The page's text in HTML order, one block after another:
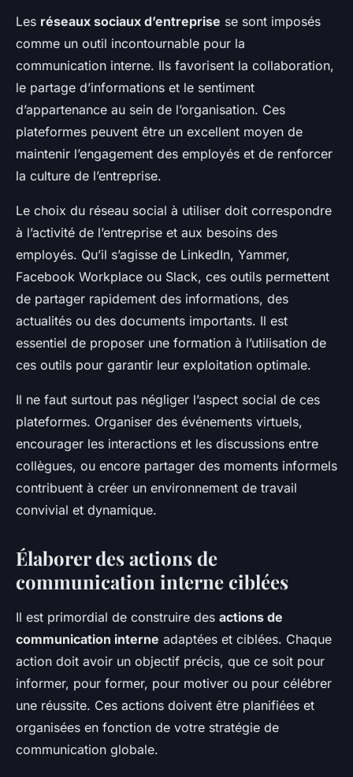
Les réseaux sociaux d’entreprise se sont imposés
comme un outil incontournable pour la
communication interne. Ils favorisent la collaboration,
le partage d’informations et le sentiment
d’appartenance au sein de l’organisation. Ces
plateformes peuvent être un excellent moyen de
maintenir l’engagement des employés et de renforcer
la culture de l’entreprise.
Le choix du réseau social à utiliser doit correspondre
à l’activité de l’entreprise et aux besoins des
employés. Qu’il s’agisse de LinkedIn, Yammer,
Facebook Workplace ou Slack, ces outils permettent
de partager rapidement des informations, des
actualités ou des documents importants. Il est
essentiel de proposer une formation à l’utilisation de
ces outils pour garantir leur exploitation optimale.
Il ne faut surtout pas négliger l’aspect social de ces
plateformes. Organiser des événements virtuels,
encourager les interactions et les discussions entre
collègues, ou encore partager des moments informels
contribuent à créer un environnement de travail
convivial et dynamique.
Élaborer des actions de
communication interne ciblées
Il est primordial de construire des actions de
communication interne adaptées et ciblées. Chaque
action doit avoir un objectif précis, que ce soit pour
informer, pour former, pour motiver ou pour célébrer
une réussite. Ces actions doivent être planifiées et
organisées en fonction de votre stratégie de
communication globale.